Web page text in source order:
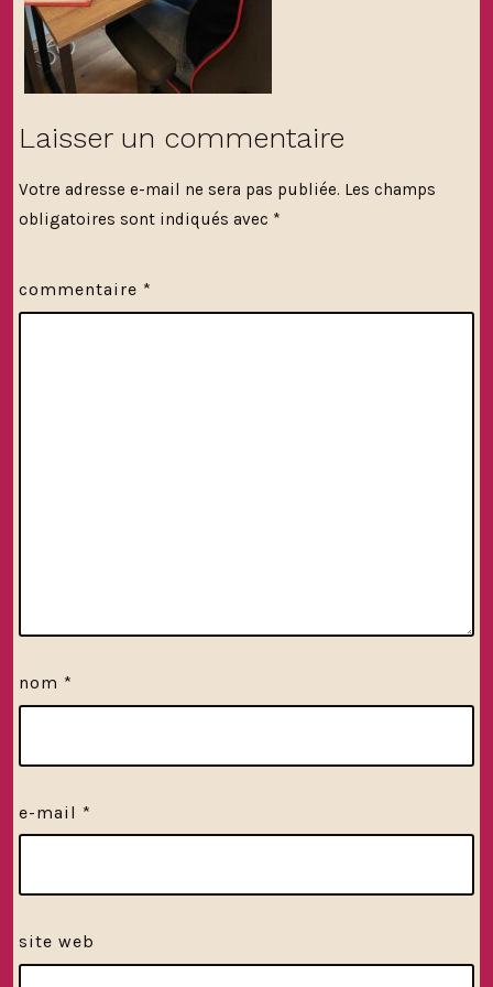
Laisser un commentaire
Votre adresse e-mail ne sera pas publiée. Les champs
obligatoires sont indiqués avec *
commentaire *
nom *
e-mail *
site web